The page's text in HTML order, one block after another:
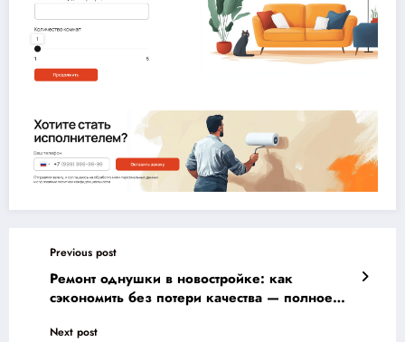
Previous post
Ремонт однушки в новостройке: как
сэкономить без потери качества — полное
Next post